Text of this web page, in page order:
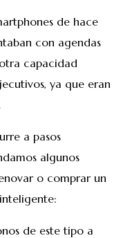
de hace
con agendas
capacidad
ya que eran
a pasos
algunos
o comprar un
de este tipo a